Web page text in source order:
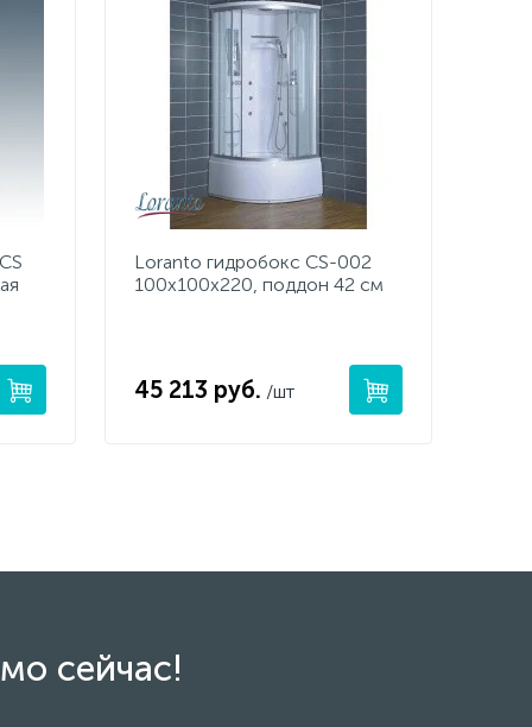
Loranto гидробокс CS-002
100х100х220, поддон 42 см
45 213 руб. /шт
сейчас!